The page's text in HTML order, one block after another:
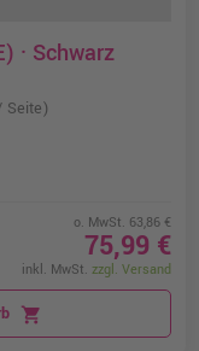
· Schwarz
Seite)
o. MwSt. 63,86 €
75,99 €
inkl. MwSt. zzgl. Versand
shopping_cart